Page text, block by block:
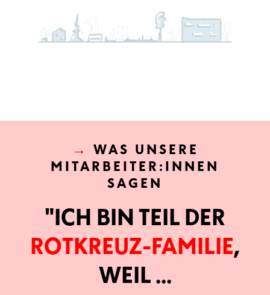
→
WAS UNSERE
MITARBEITER:INNEN
SAGEN
"ICH BIN TEIL DER
ROTKREUZ-FAMILIE,
WEIL ...